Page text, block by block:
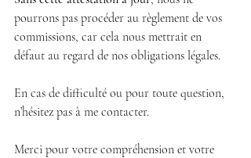
pourrons pas procéder au règlement de vos
commissions, car cela nous mettrait en
défaut au regard de nos obligations légales.
En cas de difficulté ou pour toute question,
n’hésitez pas à me contacter.
Merci pour votre compréhension et votre